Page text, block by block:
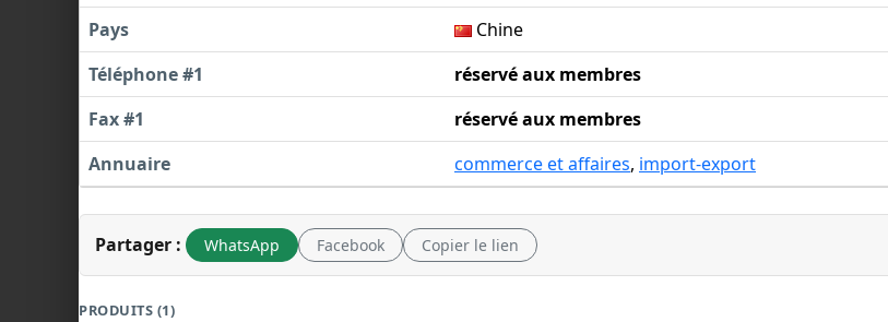
Pays
Chine
Téléphone #1
réservé aux membres
Fax #1
réservé aux membres
Annuaire
commerce et affaires, import-export
Partager : WhatsApp Facebook Copier le lien
PRODUITS (1)